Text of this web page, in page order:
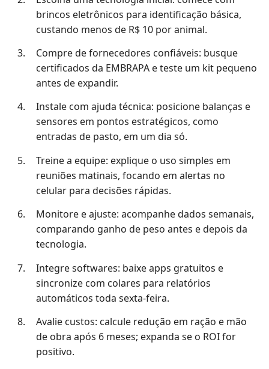
brincos eletrônicos para identificação básica,
custando menos de R$ 10 por animal.
Compre de fornecedores confiáveis: busque
certificados da EMBRAPA e teste um kit pequeno
antes de expandir.
Instale com ajuda técnica: posicione balanças e
sensores em pontos estratégicos, como
entradas de pasto, em um dia só.
Treine a equipe: explique o uso simples em
reuniões matinais, focando em alertas no
celular para decisões rápidas.
Monitore e ajuste: acompanhe dados semanais,
comparando ganho de peso antes e depois da
tecnologia.
Integre softwares: baixe apps gratuitos e
sincronize com colares para relatórios
automáticos toda sexta-feira.
Avalie custos: calcule redução em ração e mão
de obra após 6 meses; expanda se o ROI for
positivo.